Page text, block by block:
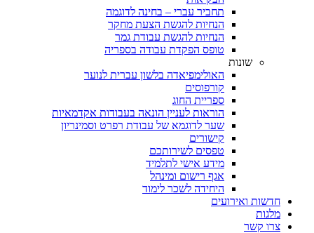
תחביר עברי – בחינה לדוגמה
הנחיות להגשת הצעת מחקר
הנחיות להגשת עבודת גמר
טופס הפקדת עבודה בספריה
שונות
האולימפיאדה בלשון עברית לנוער
קורפוסים
ספריית החוג
הוראות לעניין הונאה בעבודות אקדמאיות
שער לדוגמא של עבודת רפרט וסמינריון
קישורים
טפסים לשירותכם
מידע אישי לתלמיד
אגף רישום ומינהל
היחידה לשכר לימוד
חדשות ואירועים
מלגות
צרו קשר